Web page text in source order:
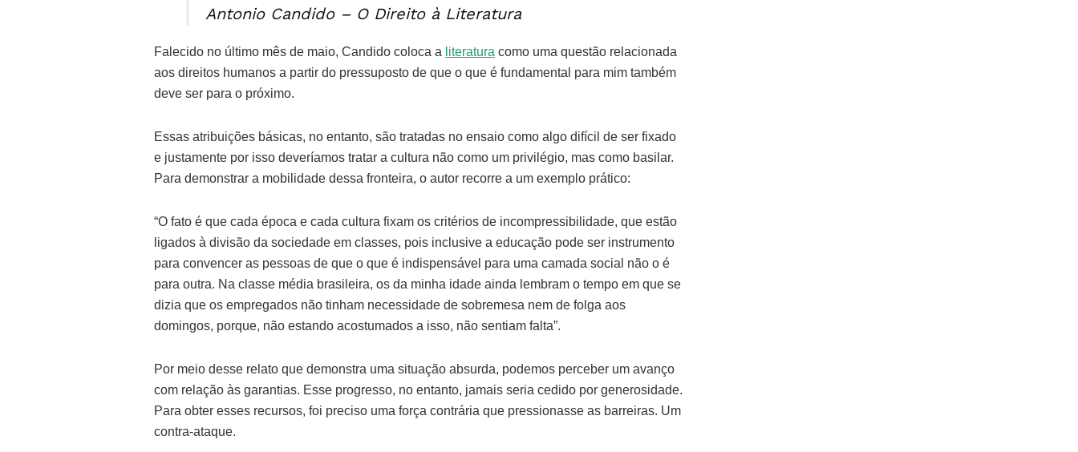
Antonio Candido – O Direito à Literatura
Falecido no último mês de maio, Candido coloca a literatura como uma questão relacionada
aos direitos humanos a partir do pressuposto de que o que é fundamental para mim também
deve ser para o próximo.
Essas atribuições básicas, no entanto, são tratadas no ensaio como algo difícil de ser fixado
e justamente por isso deveríamos tratar a cultura não como um privilégio, mas como basilar.
Para demonstrar a mobilidade dessa fronteira, o autor recorre a um exemplo prático:
“O fato é que cada época e cada cultura fixam os critérios de incompressibilidade, que estão
ligados à divisão da sociedade em classes, pois inclusive a educação pode ser instrumento
para convencer as pessoas de que o que é indispensável para uma camada social não o é
para outra. Na classe média brasileira, os da minha idade ainda lembram o tempo em que se
dizia que os empregados não tinham necessidade de sobremesa nem de folga aos
domingos, porque, não estando acostumados a isso, não sentiam falta”.
Por meio desse relato que demonstra uma situação absurda, podemos perceber um avanço
com relação às garantias. Esse progresso, no entanto, jamais seria cedido por generosidade.
Para obter esses recursos, foi preciso uma força contrária que pressionasse as barreiras. Um
contra-ataque.